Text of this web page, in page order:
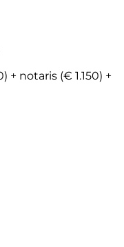
notaris (€ 1.150) +